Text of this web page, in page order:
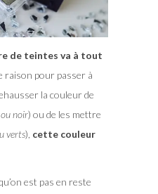
de teintes va à tout
raison pour passer à
la couleur de
noir) ou de les mettre
verts), cette couleur
est pas en reste